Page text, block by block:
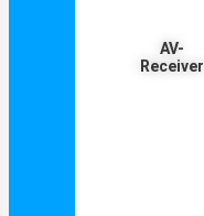
AV-
Receiver